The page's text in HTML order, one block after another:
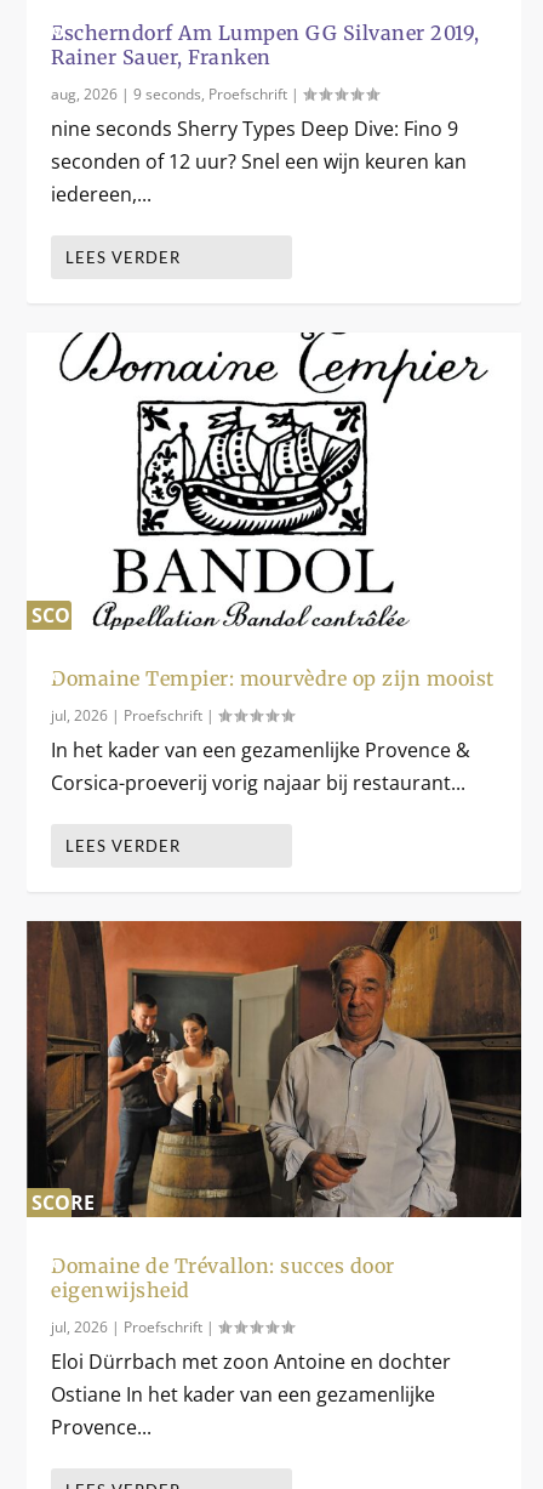
%
Escherndorf Am Lumpen GG Silvaner 2019,
Rainer Sauer, Franken
aug, 2026 |9 seconds, Proefschrift |
nine seconds Sherry Types Deep Dive: Fino 9
seconden of 12 uur? Snel een wijn keuren kan
iedereen,...
LEES VERDER
SCORE
%
Domaine Tempier: mourvèdre op zijn mooist
jul, 2026 | Proefschrift |
In het kader van een gezamenlijke Provence &
Corsica-proeverij vorig najaar bij restaurant...
LEES VERDER
SCORE
%
Domaine de Trévallon: succes door
eigenwijsheid
jul, 2026 | Proefschrift |
Eloi Dürrbach met zoon Antoine en dochter
Ostiane In het kader van een gezamenlijke
Provence...